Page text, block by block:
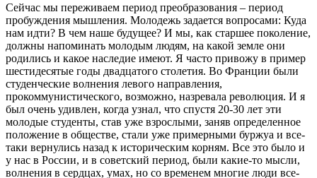
Сейчас мы переживаем период преобразования – период
пробуждения мышления. Молодежь задается вопросами: Куда
нам идти? В чем наше будущее? И мы, как старшее поколение,
должны напоминать молодым людям, на какой земле они
родились и какое наследие имеют. Я часто привожу в пример
шестидесятые годы двадцатого столетия. Во Франции были
студенческие волнения левого направления,
прокоммунистического, возможно, назревала революция. И я
был очень удивлен, когда узнал, что спустя 20-30 лет эти
молодые студенты, став уже взрослыми, заняв определенное
положение в обществе, стали уже примерными буржуа и все-
таки вернулись назад к историческим корням. Все это было и
у нас в России, и в советский период, были какие-то мысли,
волнения в сердцах, умах, но со временем многие люди все-